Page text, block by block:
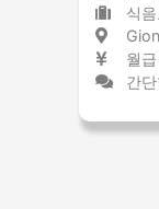
식
Gion
월
간